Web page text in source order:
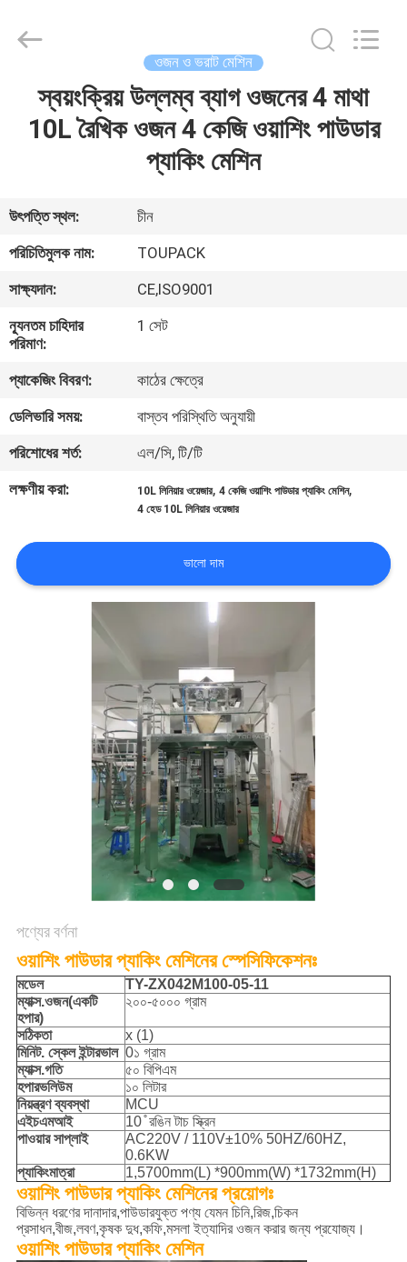
আমাদের
সম্পর্কে
ফ্যাক্টরি
ট্যুর
মান
নিয়ন্ত্রণ
আমাদের
যোগাযোগ
করুন
গোপনীয়তা
নীতি
ওজন ও ভরাট মেশিন
স্বয়ংক্রিয় উল্লম্ব ব্যাগ ওজনের 4 মাথা
10L রৈখিক ওজন 4 কেজি ওয়াশিং পাউডার
প্যাকিং মেশিন
উৎপত্তি স্থল:
চীন
পরিচিতিমুলক নাম:
TOUPACK
সাক্ষ্যদান:
CE,ISO9001
ন্যূনতম চাহিদার
পরিমাণ:
1 সেট
প্যাকেজিং বিবরণ:
কাঠের ক্ষেত্রে
ডেলিভারি সময়:
বাস্তব পরিস্থিতি অনুযায়ী
পরিশোধের শর্ত:
এল/সি, টি/টি
লক্ষণীয় করা:
10L লিনিয়ার ওয়েজার,4 কেজি ওয়াশিং পাউডার প্যাকিং মেশিন,
4 হেড 10L লিনিয়ার ওয়েজার
ভালো দাম
পণ্যের বর্ণনা
ওয়াশিং পাউডার প্যাকিং মেশিনের স্পেসিফিকেশনঃ
মডেল TY-ZX042M100-05-11
ম্যাক্স.ওজন(একটি
হপার)
২০০-৫০০০ গ্রাম
সঠিকতা
x (1)
মিনিট. স্কেল ইন্টারভাল 0১ গ্রাম
ম্যাক্স.গতি
৫০ বিপিএম
হপারভলিউম
১০ লিটার
নিয়ন্ত্রণ ব্যবস্থা
MCU
এইচএমআই
10 ̊ রঙিন টাচ স্ক্রিন
পাওয়ার সাপ্লাই
AC220V / 110V±10% 50HZ/60HZ,
0.6KW
প্যাকিংমাত্রা 1,5700mm(L) *900mm(W) *1732mm(H)
ওয়াশিং পাউডার প্যাকিং মেশিনের প্রয়োগঃ
বিভিন্ন ধরণের দানাদার,পাউডারযুক্ত পণ্য যেমন চিনি,রিজ,চিকন
প্রসাধন,বীজ,লবণ,কৃষক দুধ,কফি,মসলা ইত্যাদির ওজন করার জন্য প্রযোজ্য।
ওয়াশিং পাউডার প্যাকিং মেশিন